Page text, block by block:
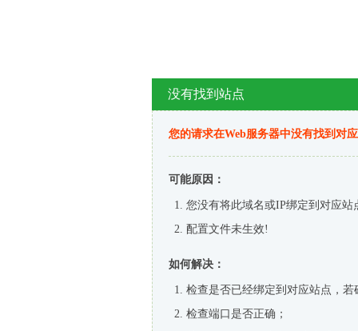
没有找到站点
您的请求在Web服务器中没有找到对
可能原因：
您没有将此域名或IP绑定到对应站
配置文件未生效!
如何解决：
检查是否已经绑定到对应站点，
检查端口是否正确；